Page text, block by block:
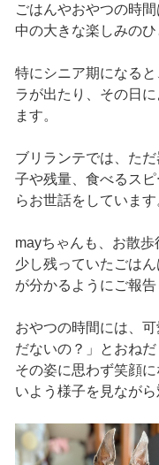
ごはんやおやつの時
中の大きな楽しみのひ
特にシニア期になる
ラが出たり、その日
ます。
ブリランテでは、た
子や残量、食べるス
らお世話をしています
mayちゃんも、お散歩
少し残っていたごは
が分かるようにご報告
おやつの時間には、
だないの？」とおねだ
その姿に思わず笑顔
いよう様子を見ながら